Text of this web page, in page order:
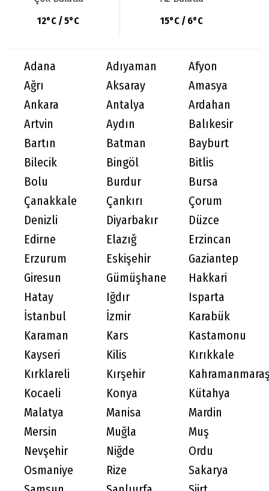
12°C / 5°C 15°C / 6°C
Adana Adıyaman
Afyon
Ağrı
Aksaray
Amasya
Ankara
Antalya
Ardahan
Artvin
Aydın
Balıkesir
Bartın
Batman
Bayburt
Bilecik
Bingöl
Bitlis
Bolu
Burdur
Bursa
Çanakkale
Çankırı
Çorum
Denizli
Diyarbakır
Düzce
Edirne
Elazığ
Erzincan
Erzurum
Eskişehir
Gaziantep
Giresun
Gümüşhane
Hakkari
Hatay
Iğdır
Isparta
İstanbul
İzmir
Karabük
Karaman
Kars
Kastamonu
Kayseri
Kilis
Kırıkkale
Kırklareli
Kırşehir
Kocaeli
Konya
Kütahya
Malatya
Manisa
Mardin
Mersin
Muğla
Muş
Nevşehir
Niğde
Ordu
Osmaniye
Rize
Sakarya